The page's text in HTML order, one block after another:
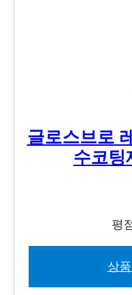
글로스브로
수코팅
평
상